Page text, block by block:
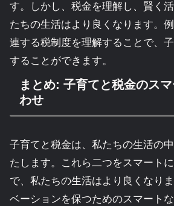
す。しかし、税金を理解し、賢く
たちの生活はより良くなります。
連する税制度を理解することで、
することができます。
まとめ: 子育てと税金のス
わせ
子育てと税金は、私たちの生活の
たします。これら二つをスマート
で、私たちの生活はより良くなり
ベーションを保つためのスマート